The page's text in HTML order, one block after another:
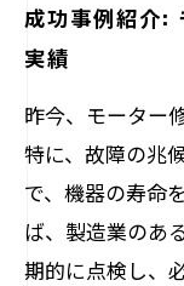
成功事例紹介:
実績
昨今、モーター
特に、故障の兆
で、機器の寿命
ば、製造業のあ
期的に点検し、